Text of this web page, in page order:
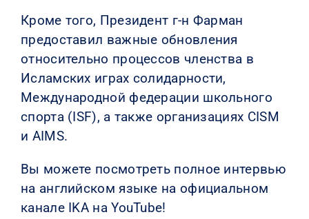
Кроме того, Президент г-н Фарман
предоставил важные обновления
относительно процессов членства в
Исламских играх солидарности,
Международной федерации школьного
спорта (ISF), а также организациях CISM
и AIMS.
Вы можете посмотреть полное интервью
на английском языке на официальном
канале IKA на YouTube!